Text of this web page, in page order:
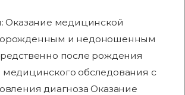
Оказание медицинской
и недоношенным
после рождения
обследования с
диагноза Оказание